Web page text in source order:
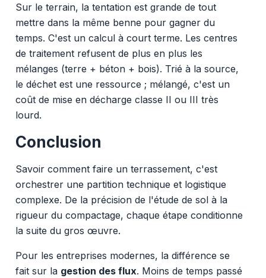
Sur le terrain, la tentation est grande de tout
mettre dans la même benne pour gagner du
temps. C'est un calcul à court terme. Les centres
de traitement refusent de plus en plus les
mélanges (terre + béton + bois). Trié à la source,
le déchet est une ressource ; mélangé, c'est un
coût de mise en décharge classe II ou III très
lourd.
Conclusion
Savoir comment faire un terrassement, c'est
orchestrer une partition technique et logistique
complexe. De la précision de l'étude de sol à la
rigueur du compactage, chaque étape conditionne
la suite du gros œuvre.
Pour les entreprises modernes, la différence se
fait sur la gestion des flux. Moins de temps passé